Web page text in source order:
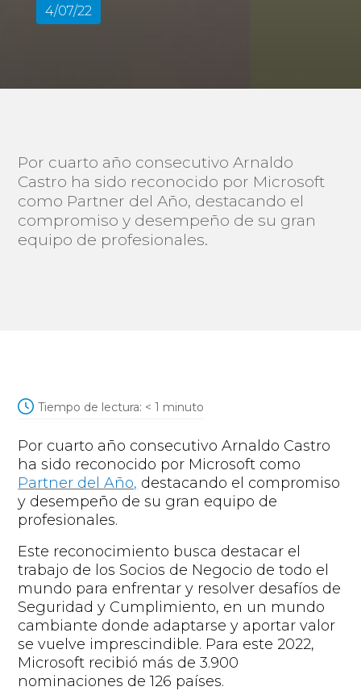
4/07/22
Por cuarto año consecutivo Arnaldo
Castro ha sido reconocido por Microsoft
como Partner del Año, destacando el
compromiso y desempeño de su gran
equipo de profesionales.
Tiempo de lectura: < 1 minuto
Por cuarto año consecutivo Arnaldo Castro
ha sido reconocido por Microsoft como
Partner del Año, destacando el compromiso
y desempeño de su gran equipo de
profesionales.
Este reconocimiento busca destacar el
trabajo de los Socios de Negocio de todo el
mundo para enfrentar y resolver desafíos de
Seguridad y Cumplimiento, en un mundo
cambiante donde adaptarse y aportar valor
se vuelve imprescindible. Para este 2022,
Microsoft recibió más de 3.900
nominaciones de 126 países.